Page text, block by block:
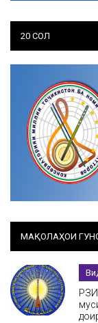
20 СОЛ
МАҚОЛАҲОИ